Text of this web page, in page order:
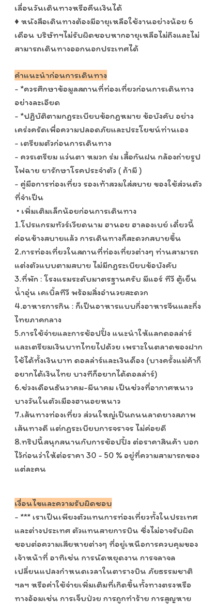
เลื่อนวันเดินทางหรือคืนเงินได้
♦ หนังสือเดินทางต้องมีอายุเหลือใช้งานอย่างน้อย 6
เดือน บริษัทฯไม่รับผิดชอบหากอายุเหลือไม่ถึงและไม่
สามารถเดินทางออกนอกประเทศได้
คำแนะนำก่อนการเดินทาง
- *ควรศึกษาข้อมูลสถานที่ท่องเที่ยวก่อนการเดินทาง
อย่างละเอียด
- *ปฏิบัติตามกฎระเบียบข้อกฎหมาย ข้อบังคับ อย่าง
เคร่งครัดเพื่อความปลอดภัยและประโยชน์ท่านเอง
- เตรียมตัวก่อนการเดินทาง
- ควรเตรียม แว่นตา หมวก ร่ม เสื้อกันฝน กล้องถ่ายรูป
ไฟฉาย ยารักษาโรคประจำตัว ( ถ้ามี )
- คู่มือการท่องเที่ยว รองเท้าสวมใส่สบาย ของใช้ส่วนตัว
ที่จำเป็น
• เพิ่มเติมเล็กน้อยก่อนการเดินทาง
1.โปรแกรมทัวร์เวียดนาม ฮานอย ฮาลองเบย์ เดี๋ยวนี้
ค่อนข้างสบายแล้ว การเดินทางก็สะดวกสบายขึ้น
2.การท่องเที่ยวในสถานที่ท่องเที่ยวต่างๆ ท่านสามารถ
แต่งตัวแบบตามสบาย ไม่มีกฎระเบียบข้อบังคับ
3.ที่พัก : โรงแรมระดับมาตรฐานครับ มีแอร์ ทีวี ตู้เย็น
น้ำอุ่น เคเบิ้ลทีวี พร้อมสิ่งอำนวยสะดวก
4.อาหารการกิน : ก็เป็นอาหารแบบกึ่งอาหารจีนและกึ่ง
ไทยภาคกลาง
5.การใช้จ่ายและการช้อปปิ้ง แนะนำให้แลกดอลล่าร์
และเตรียมเงินบาทไทยไปด้วย เพราะในตลาดของฝาก
ใช้ได้ทั้งเงินบาท ดอลล่าร์และเงินด็อง (บางครั้งแม่ค้าก็
อยากได้เงินไทย บางทีก็อยากได้ดอลล่าร์)
6.ช่วงเดือนธันวาคม-มีนาคม เป็นช่วงที่อากาศหนาว
บางวันในตัวเมืองฮานอยหนาว
7.เส้นทางท่องเที่ยว ส่วนใหญ่เป็นถนนลาดยางสภาพ
เส้นทางดี แต่กฎระเบียบการจราจร ไม่ค่อยดี
8.ทริปนี้สนุกสนานกับการช้อปปิ้ง ต่อราคาสินค้า บอก
ไว้ก่อนว่าให้ต่อราคา 30 - 50 % อยู่ที่ความสามารถของ
แต่ละคน
เงื่อนไขและความรับผิดชอบ
- *** เราเป็นเพียงตัวแทนการท่องเที่ยวทั้งในประเทศ
และต่างประเทศ ตัวแทนสายการบิน ซึ่งไม่อาจรับผิด
ชอบต่อความเสียหายต่างๆ ที่อยู่เหนือการควบคุมของ
เจ้าหน้าที่ อาทิเช่น การนัดหยุดงาน การจลาจล
เปลี่ยนแปลงกำหนดเวลาในตารางบิน ภัยธรรมชาติ
ฯลฯ หรือค่าใช้จ่ายเพิ่มเติมที่เกิดขึ้นทั้งทางตรงหรือ
ทางอ้อมเช่น การเจ็บป่วย การถูกทำร้าย การสูญหาย